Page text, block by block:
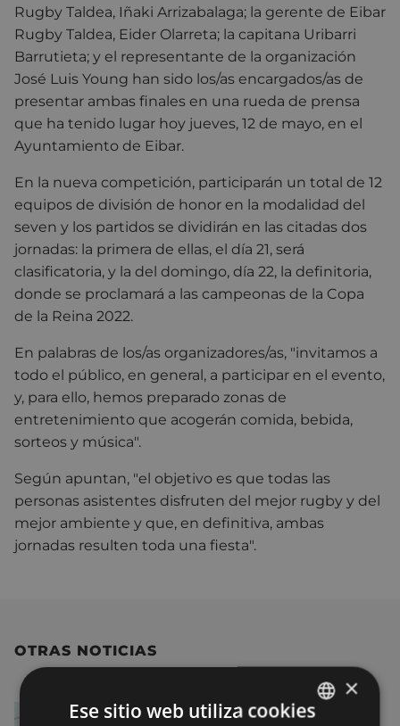
Rugby Taldea, Iñaki Arrizabalaga; la gerente de Eibar
Rugby Taldea, Eider Olarreta; la capitana Uribarri
Barrutieta; y el representante de la organización
José Luis Young han sido los/as encargados/as de
presentar ambas finales en una rueda de prensa
que ha tenido lugar hoy jueves, 12 de mayo, en el
Ayuntamiento de Eibar.
En la nueva competición, participarán un total de 12
equipos de división de honor en la modalidad del
seven y los partidos se dividirán en las citadas dos
jornadas: la primera de ellas, el día 21, será
clasificatoria, y la del domingo, día 22, la definitoria,
donde se proclamará a las campeonas de la Copa
de la Reina 2022.
En palabras de los/as organizadores/as, "invitamos a
todo el público, en general, a participar en el evento,
y, para ello, hemos preparado zonas de
entretenimiento que acogerán comida, bebida,
sorteos y música".
Según apuntan, "el objetivo es que todas las
personas asistentes disfruten del mejor rugby y del
mejor ambiente y que, en definitiva, ambas
jornadas resulten toda una fiesta".
OTRAS NOTICIAS
×
Ese sitio web utiliza cookies